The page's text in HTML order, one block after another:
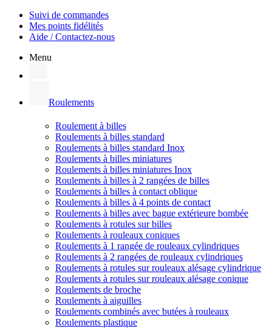
Suivi de commandes
Mes points fidélités
Aide / Contactez-nous
Menu
Roulements
Roulement à billes
Roulements à billes standard
Roulements à billes standard Inox
Roulements à billes miniatures
Roulements à billes miniatures Inox
Roulements à billes à 2 rangées de billes
Roulements à billes à contact oblique
Roulements à billes à 4 points de contact
Roulements à billes avec bague extérieure bombée
Roulements à rotules sur billes
Roulements à rouleaux coniques
Roulements à 1 rangée de rouleaux cylindriques
Roulements à 2 rangées de rouleaux cylindriques
Roulements à rotules sur rouleaux alésage cylindrique
Roulements à rotules sur rouleaux alésage conique
Roulements de broche
Roulements à aiguilles
Roulements combinés avec butées à rouleaux
Roulements plastique